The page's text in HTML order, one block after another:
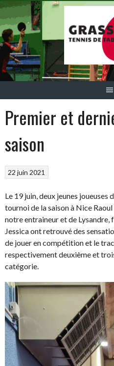
Aller
au
contenu
Premier et
saison
22 juin 2021
Le 19 juin, deux jeunes joueuses
tournoi de la saison à Nice Raoul
notre entraineur et de
Jessica ont retrouvé des
de jouer en compétition et le
respectivement deuxième et
catégorie.